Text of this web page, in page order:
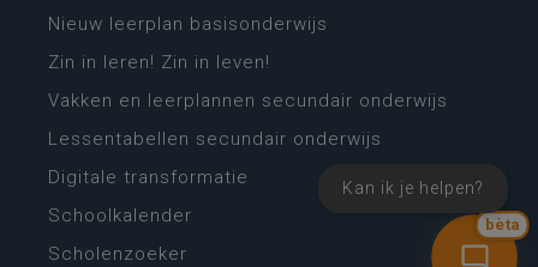
bèta
Kan ik je helpen?
Nieuw leerplan basisonderwijs
Zin in leren! Zin in leven!
Vakken en leerplannen secundair onderwijs
Lessentabellen secundair onderwijs
Digitale transformatie
Schoolkalender
Scholenzoeker